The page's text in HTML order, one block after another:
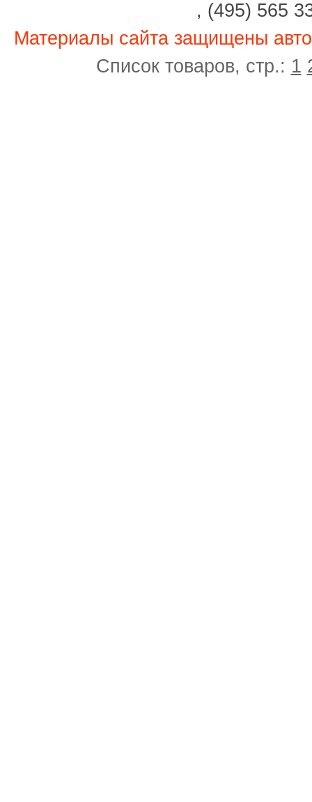
, (495) 565
Материалы сайта защищены
Список товаров, стр.: 1